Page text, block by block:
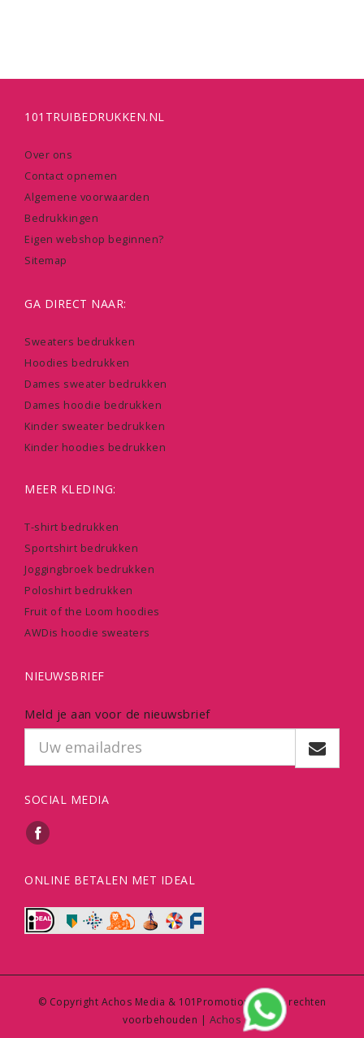
101TRUIBEDRUKKEN.NL
Over ons
Contact opnemen
Algemene voorwaarden
Bedrukkingen
Eigen webshop beginnen?
Sitemap
GA DIRECT NAAR:
Sweaters bedrukken
Hoodies bedrukken
Dames sweater bedrukken
Dames hoodie bedrukken
Kinder sweater bedrukken
Kinder hoodies bedrukken
MEER KLEDING:
T-shirt bedrukken
Sportshirt bedrukken
Joggingbroek bedrukken
Poloshirt bedrukken
Fruit of the Loom hoodies
AWDis hoodie sweaters
NIEUWSBRIEF
Meld je aan voor de nieuwsbrief
SOCIAL MEDIA
ONLINE BETALEN MET IDEAL
© Copyright Achos Media & 101Promotions | Alle rechten
voorbehouden | Achos